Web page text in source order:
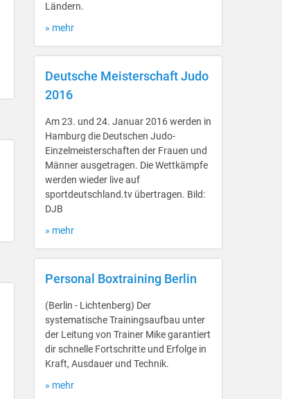
Ländern.
» mehr
Deutsche Meisterschaft Judo
2016
Am 23. und 24. Januar 2016 werden in
Hamburg die Deutschen Judo-
Einzelmeisterschaften der Frauen und
Männer ausgetragen. Die Wettkämpfe
werden wieder live auf
sportdeutschland.tv übertragen. Bild:
DJB
» mehr
Personal Boxtraining Berlin
(Berlin - Lichtenberg) Der
systematische Trainingsaufbau unter
der Leitung von Trainer Mike garantiert
dir schnelle Fortschritte und Erfolge in
Kraft, Ausdauer und Technik.
» mehr